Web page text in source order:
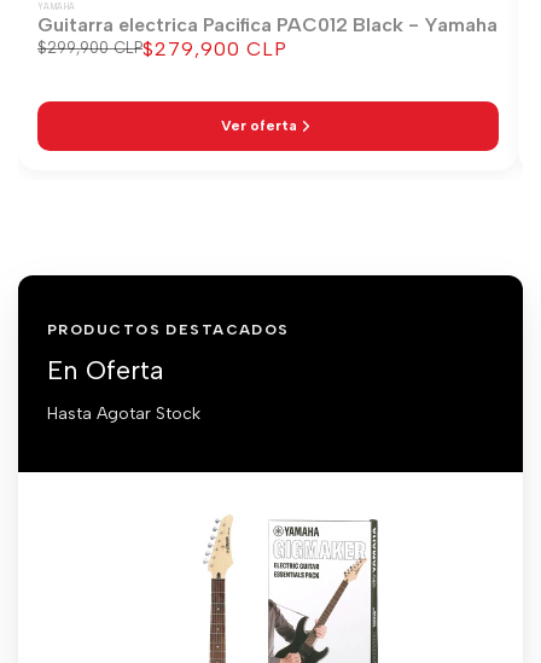
YAMAHA
Guitarra electrica Pacifica PAC012 Black - Yamaha
Precio
$299,900 CLPPrecio
$279,900 CLP
Ver oferta
PRODUCTOS DESTACADOS
En Oferta
Hasta Agotar Stock